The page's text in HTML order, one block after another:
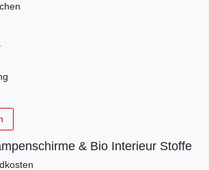
& Bio Interieur Stoffe